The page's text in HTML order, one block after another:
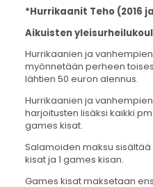
*Hurrikaanit Teho (2016
Aikuisten
Hurrikaanien ja
myönnetään perheen
lähtien 50 euron alennus.
Hurrikaanien ja
harjoitusten lisäksi kaikki
games kisat.
Salamoiden maksu
kisat ja 1 games kisan.
Games kisat maksetaan